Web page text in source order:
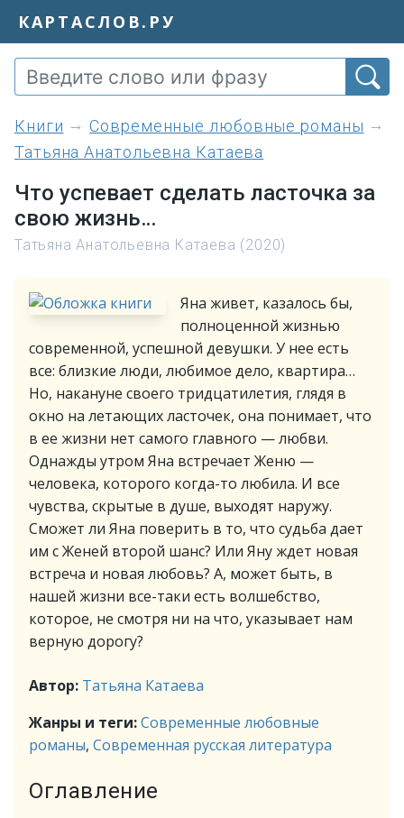
КАРТАСЛОВ.РУ
книги
Современные любовные романы
Татьяна Анатольевна Катаева
Что успевает сделать ласточка за
свою жизнь…
Татьяна Анатольевна Катаева (2020)
Яна живет, казалось бы,
полноценной жизнью
современной, успешной девушки. У нее есть
все: близкие люди, любимое дело, квартира…
Но, накануне своего тридцатилетия, глядя в
окно на летающих ласточек, она понимает, что
в ее жизни нет самого главного — любви.
Однажды утром Яна встречает Женю —
человека, которого когда-то любила. И все
чувства, скрытые в душе, выходят наружу.
Сможет ли Яна поверить в то, что судьба дает
им с Женей второй шанс? Или Яну ждет новая
встреча и новая любовь? А, может быть, в
нашей жизни все-таки есть волшебство,
которое, не смотря ни на что, указывает нам
верную дорогу?
Автор: Татьяна Катаева
Жанры и теги:Современные любовные
романы, Современная русская литература
Оглавление